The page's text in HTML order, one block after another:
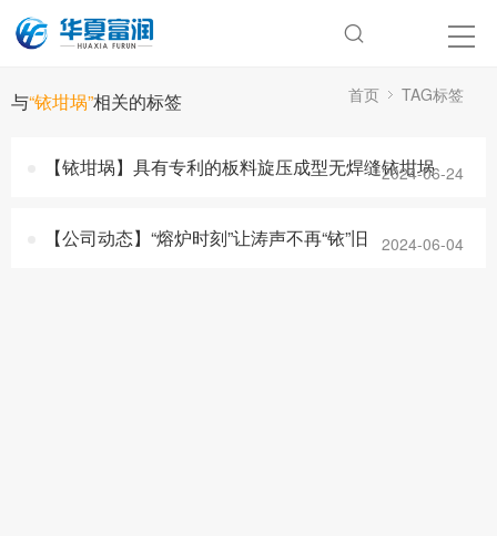
与“铱坩埚”相关的标签 首页 TAG标签
【铱坩埚】具有专利的板料旋压成型无焊缝铱坩埚
2024-06-24
【公司动态】“熔炉时刻”让涛声不再“铱”旧 2024-06-04